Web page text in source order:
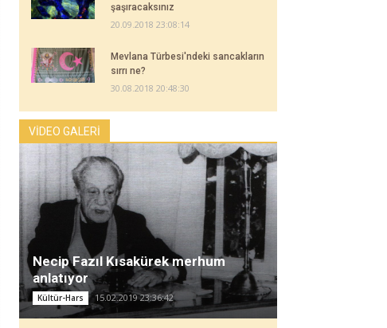
şaşıracaksınız
20.09.2018 23:08:14
Mevlana Türbesi'ndeki sancakların
sırrı ne?
30.08.2018 20:48:30
VİDEO GALERİ
Necip Fazıl Kısakürek merhum
anlatıyor
Kültür-Hars 15.02.2019 23:36:42